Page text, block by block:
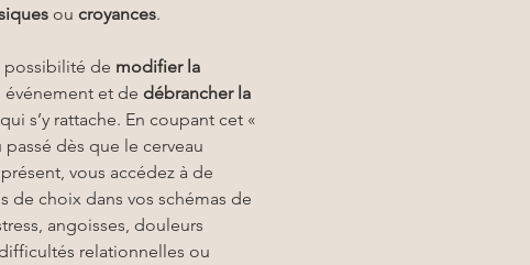
ou croyances.
possibilité de modifier la
événement et de débrancher la
qui s’y rattache. En coupant cet «
dès que le cerveau
vous accédez à de
de choix dans vos schémas de
angoisses, douleurs
relationnelles ou